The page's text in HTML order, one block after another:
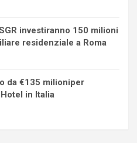
investiranno 150 milioni
residenziale a Roma
da €135 milioniper
in Italia